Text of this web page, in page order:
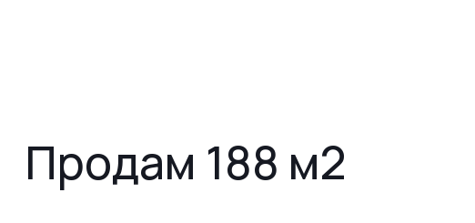
Продам 188 м2